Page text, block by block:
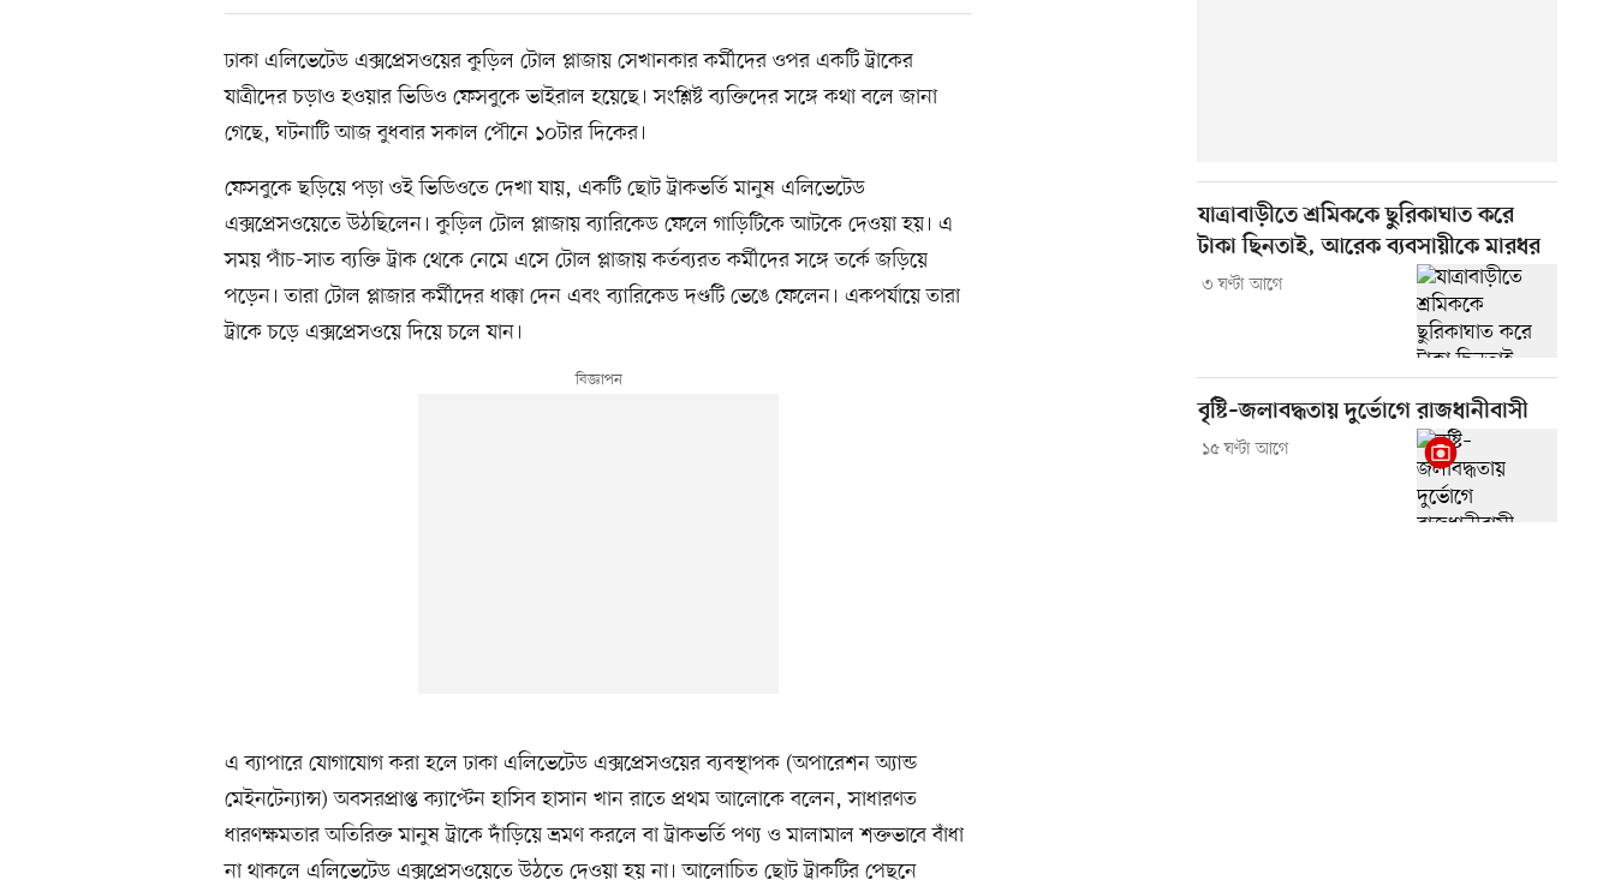
ঢাকা এলিভেটেড এক্সপ্রেসওয়ের কুড়িল টোল প্লাজায় সেখানকার কর্মীদের ওপর একটি ট্রাকের
যাত্রীদের চড়াও হওয়ার ভিডিও ফেসবুকে ভাইরাল হয়েছে। সংশ্লিষ্ট ব্যক্তিদের সঙ্গে কথা বলে জানা
গেছে, ঘটনাটি আজ বুধবার সকাল পৌনে ১০টার দিকের।
ফেসবুকে ছড়িয়ে পড়া ওই ভিডিওতে দেখা যায়, একটি ছোট ট্রাকভর্তি মানুষ এলিভেটেড
এক্সপ্রেসওয়েতে উঠছিলেন। কুড়িল টোল প্লাজায় ব্যারিকেড ফেলে গাড়িটিকে আটকে দেওয়া হয়। এ
সময় পাঁচ-সাত ব্যক্তি ট্রাক থেকে নেমে এসে টোল প্লাজায় কর্তব্যরত কর্মীদের সঙ্গে তর্কে জড়িয়ে
পড়েন। তারা টোল প্লাজার কর্মীদের ধাক্কা দেন এবং ব্যারিকেড দণ্ডটি ভেঙে ফেলেন। একপর্যায়ে তারা
ট্রাকে চড়ে এক্সপ্রেসওয়ে দিয়ে চলে যান।
এ ব্যাপারে যোগাযোগ করা হলে ঢাকা এলিভেটেড এক্সপ্রেসওয়ের ব্যবস্থাপক (অপারেশন অ্যান্ড
মেইনটেন্যান্স) অবসরপ্রাপ্ত ক্যাপ্টেন হাসিব হাসান খান রাতে প্রথম আলোকে বলেন, সাধারণত
ধারণক্ষমতার অতিরিক্ত মানুষ ট্রাকে দাঁড়িয়ে ভ্রমণ করলে বা ট্রাকভর্তি পণ্য ও মালামাল শক্তভাবে বাঁধা
না থাকলে এলিভেটেড এক্সপ্রেসওয়েতে উঠতে দেওয়া হয় না। আলোচিত ছোট ট্রাকটির পেছনে
যাত্রাবাড়ীতে শ্রমিককে ছুরিকাঘাত করে
টাকা ছিনতাই, আরেক ব্যবসায়ীকে মারধর
৩ ঘণ্টা আগে
বৃষ্টি–জলাবদ্ধতায় দুর্ভোগে রাজধানীবাসী
১৫ ঘণ্টা আগে